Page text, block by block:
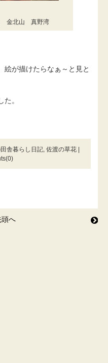
金北山 真野湾
絵が描けたらなぁ～と見と
。
舎暮らし日記 佐渡の草花 |
頭へ